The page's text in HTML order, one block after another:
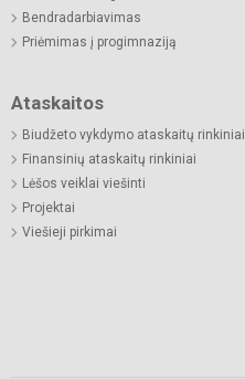
Bendradarbiavimas
Priėmimas į progimnaziją
Ataskaitos
Biudžeto vykdymo ataskaitų rinkiniai
Finansinių ataskaitų rinkiniai
Lėšos veiklai viešinti
Projektai
Viešieji pirkimai